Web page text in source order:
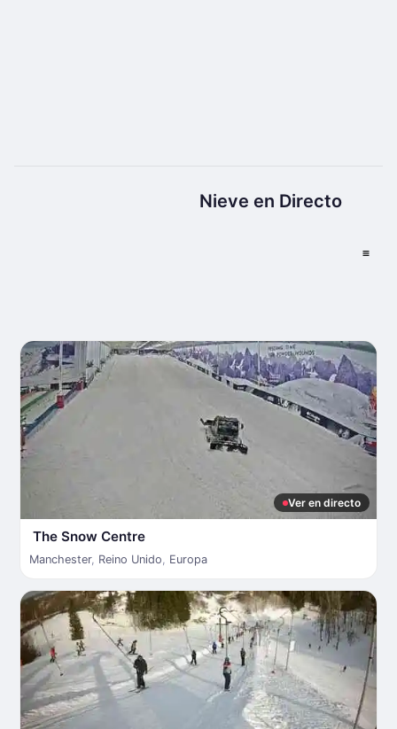
Nieve en Directo
Ver en directo
The Snow Centre
Manchester, Reino Unido, Europa